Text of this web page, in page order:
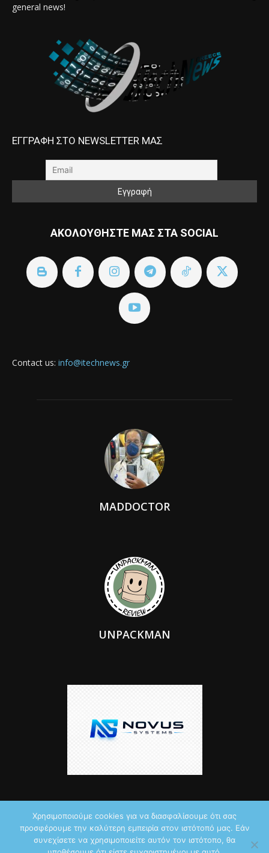
general news!
ΕΓΓΡΑΦΗ ΣΤΟ NEWSLETTER ΜΑΣ
ΑΚΟΛΟΥΘΗΣΤΕ ΜΑΣ ΣΤΑ SOCIAL
Contact us: info@itechnews.gr
MADDOCTOR
UNPACKMAN
© 2026 by iTechNews.gr
Χρησιμοποιούμε cookies για να διασφαλίσουμε ότι σας
προσφέρουμε την καλύτερη εμπειρία στον ιστότοπό μας. Εάν
συνεχίσετε να χρησιμοποιείτε αυτόν τον ιστότοπο, θα